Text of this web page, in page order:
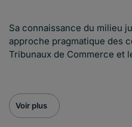
Sa connaissance du milieu
approche pragmatique des
Tribunaux de Commerce et
Voir plus